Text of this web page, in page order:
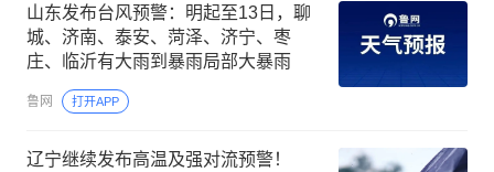
山东发布台风预警：明起至13日，聊
城、济南、泰安、菏泽、济宁、枣
庄、临沂有大雨到暴雨局部大暴雨
鲁网 打开APP
辽宁继续发布高温及强对流预警！